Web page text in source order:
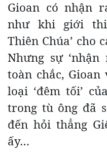
Gioan có nhận
như khi giới
Thiên Chúa’ cho
Nhưng sự
toàn chắc,
loại ‘đêm tối’
trong tù ông đã
đến hỏi thẳng
ấy…